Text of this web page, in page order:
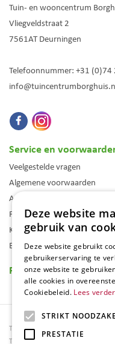
Tuin- en wooncentrum
Vliegveldstraat 2
7561AT Deurningen
Telefoonnummer: +31 (0)74
Service en
Veelgestelde vragen
Algemene voorwaarden
Assortiment
Folder
Klantenkaart
Blog
Reviews
Tuincentrum Borghuis
Tuinmeubels
Deze website
gebruik van
Deze website gebruikt
gebruikerservaring te
onze website te
alle cookies in
Cookiebeleid. Lees verder
STRIKT
PRESTATIE